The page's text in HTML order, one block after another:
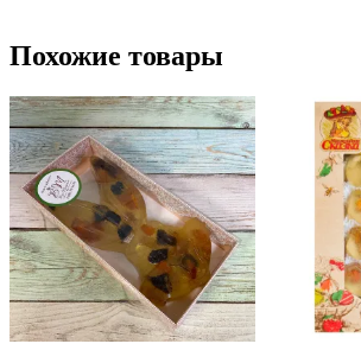
Похожие товары